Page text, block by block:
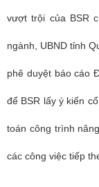
vượt trội của BSR
ngành, UBND tỉnh
phê duyệt báo cáo
để BSR lấy ý kiến
toán công trình
các công việc tiếp